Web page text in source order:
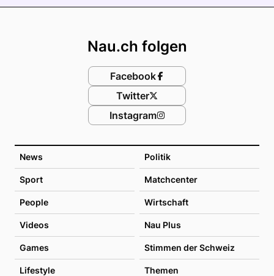
News Politik
Sport Matchcenter
People Wirtschaft
Videos Nau Plus
Games Stimmen der Schweiz
Lifestyle Themen
Nau.ch folgen
Facebook
Twitter
Instagram